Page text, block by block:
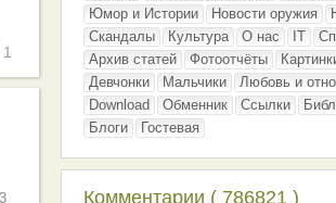
1
Юмор и Истории
Новости оружия
Скандалы
Культура О нас IT
Архив статей
Фотоотчёты
Девчонки
Мальчики Любовь и
Download
Обменник Ссылки
Блоги
Гостевая
Комментарии ( 786821 )